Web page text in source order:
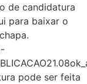
de candidatura
para baixar o
pode ser feita